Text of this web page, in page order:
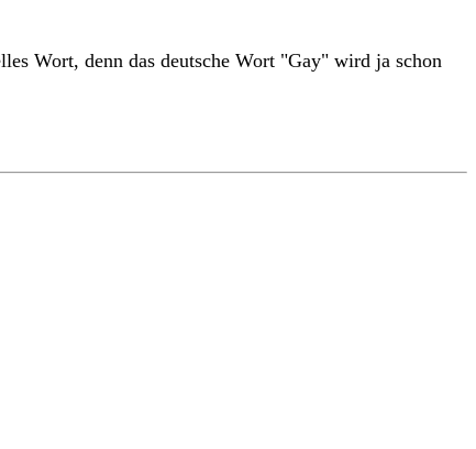
Wort, denn das deutsche Wort "Gay" wird ja schon